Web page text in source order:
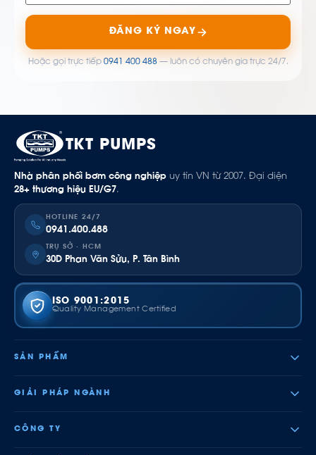
ĐĂNG KÝ NGAY
Hoặc gọi trực tiếp 0941 400 488— luôn có chuyên gia trực 24/7.
TKT PUMPS
Nhà phân phối bơm công nghiệp uy tín VN từ 2007. Đại diện
28+ thương hiệu EU/G7.
HOTLINE 24/7
0941.400.488
TRỤ SỞ · HCM
30D Phan Văn Sửu, P. Tân Bình
ISO 9001:2015
Quality Management Certified
SẢN PHẨM
GIẢI PHÁP NGÀNH
CÔNG TY